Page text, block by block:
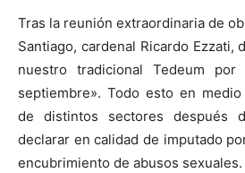
Tras la reunión extraordinaria de
Santiago, cardenal Ricardo Ezzati,
nuestro tradicional Tedeum
septiembre». Todo esto en
de distintos sectores después
declarar en calidad de imputado
encubrimiento de abusos sexuales.